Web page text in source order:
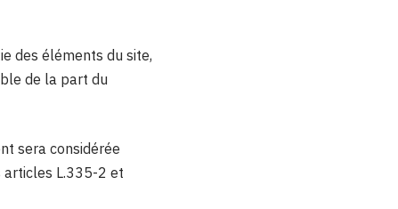
des éléments du site,
de la part du
sera considérée
articles L.335-2 et